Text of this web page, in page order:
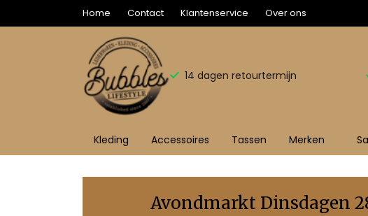
Home Contact Klantenservice Over ons
14 dagen retourtermijn
Kleding Accessoires Tassen Merken
Broek
Avondmarkt Dinsdagen